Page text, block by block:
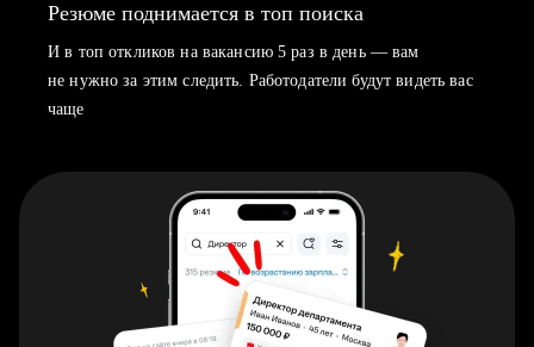
Резюме поднимается в топ поиска
И в топ откликов на вакансию 5 раз в день — вам
не нужно за этим следить. Работодатели будут видеть вас
чаще